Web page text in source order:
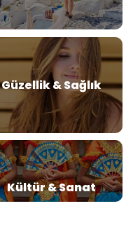
Güzellik & Sağlık
Kültür & Sanat